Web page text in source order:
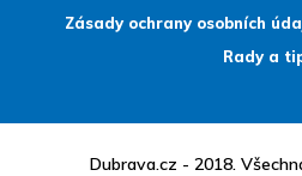
Zásady ochrany osobních
Rady a
Dubrava.cz - 2018.